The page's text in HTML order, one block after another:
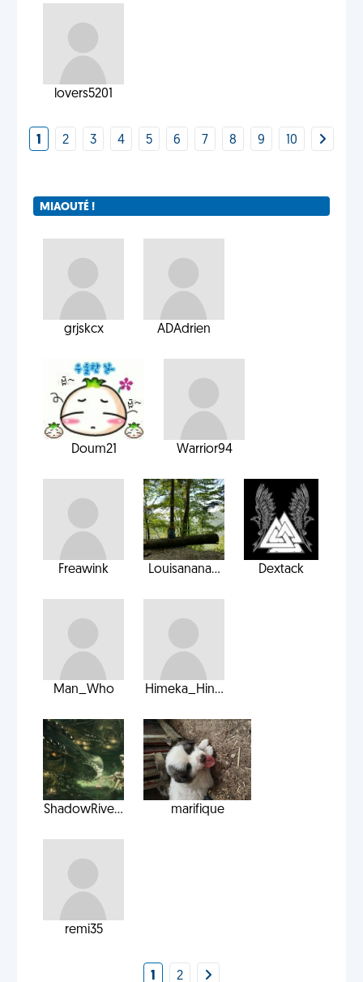
lovers5201
1 2 3 4 5 6 7 8 9 10
MIAOUTÉ !
grjskcx ADAdrien
Doum21 Warrior94
Freawink Louisanana... Dextack
Man_Who Himeka_Hin...
ShadowRive... marifique
remi35
1 2